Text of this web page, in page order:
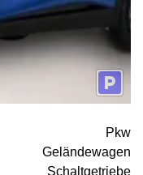
Pkw
Geländewagen
Schaltgetriebe